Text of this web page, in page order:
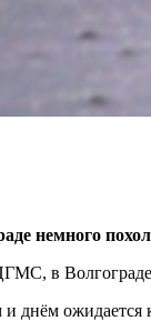
немного
в Волгограде
и днём